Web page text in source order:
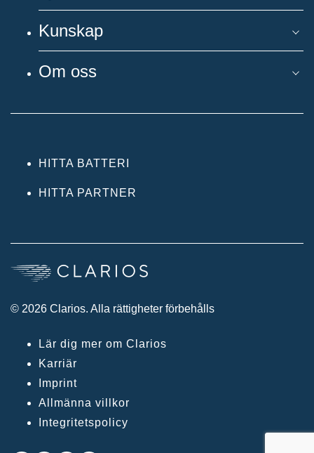
Kunskap
Om oss
HITTA BATTERI
HITTA PARTNER
© 2026 Clarios. Alla rättigheter förbehålls
Lär dig mer om Clarios
Karriär
Imprint
Allmänna villkor
Integritetspolicy